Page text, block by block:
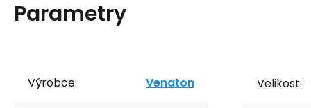
Parametry
Výrobce: Venaton Velikost: